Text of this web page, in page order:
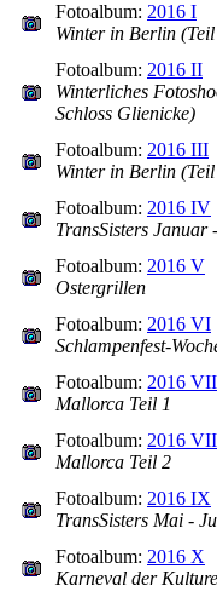
Fotoalbum: 2016 I
Winter in Berlin
Fotoalbum: 2016 II
Winterliches
Schloss Glienicke)
Fotoalbum: 2016 III
Winter in Berlin
Fotoalbum: 2016 IV
TransSisters Januar
Fotoalbum: 2016 V
Ostergrillen
Fotoalbum: 2016 VI
Schlampenfest-
Fotoalbum: 2016 VII
Mallorca Teil 1
Fotoalbum: 2016
Mallorca Teil 2
Fotoalbum: 2016 IX
TransSisters Mai -
Fotoalbum: 2016 X
Karneval der